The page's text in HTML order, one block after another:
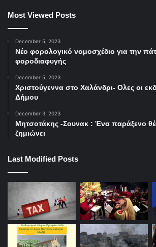
Most Viewed Posts
December 5, 2023
Νέο φορολογικό νομοσχέδιο για την
φοροδιαφυγής
December 5, 2023
Χριστούγεννα στο Χαλάνδρι- Ολες οι
Δήμου
December 3, 2023
Μητσοτάκης -Σουνακ : Ένα παράξενο
ζημιώνει
Last Modified Posts